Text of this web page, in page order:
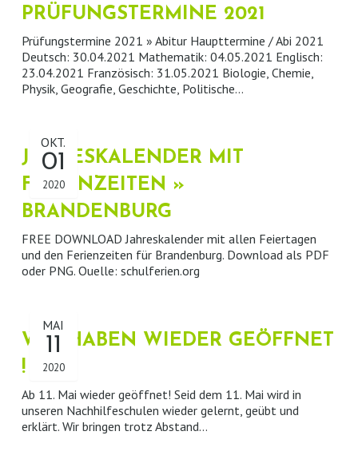
PRÜFUNGSTERMINE 2021
Prüfungstermine 2021 » Abitur Haupttermine / Abi 2021
Deutsch: 30.04.2021 Mathematik: 04.05.2021 Englisch:
23.04.2021 Französisch: 31.05.2021 Biologie, Chemie,
Physik, Geografie, Geschichte, Politische…
JAHRESKALENDER MIT
FERIENZEITEN »
BRANDENBURG
OKT.
01
2020
FREE DOWNLOAD Jahreskalender mit allen Feiertagen
und den Ferienzeiten für Brandenburg. Download als PDF
oder PNG. Ouelle: schulferien.org
WIR HABEN WIEDER GEÖFFNET
!
MAI
11
2020
Ab 11. Mai wieder geöffnet! Seid dem 11. Mai wird in
unseren Nachhilfeschulen wieder gelernt, geübt und
erklärt. Wir bringen trotz Abstand…